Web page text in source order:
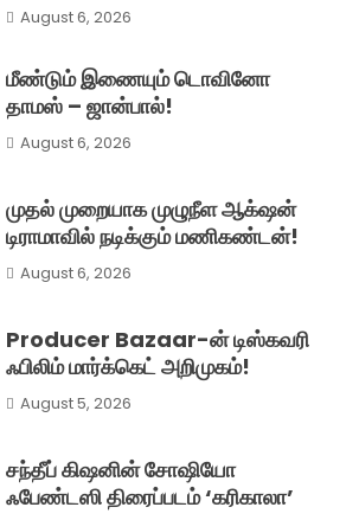
August 6, 2026
மீண்டும் இணையும் டொவினோ
தாமஸ் – ஜான்பால்!
August 6, 2026
முதல் முறையாக முழுநீள ஆக்‌ஷன்
டிராமாவில் நடிக்கும் மணிகண்டன்!
August 6, 2026
Producer Bazaar-ன் டிஸ்கவரி
ஃபிலிம் மார்க்கெட் அறிமுகம்!
August 5, 2026
சந்தீப் கிஷனின் சோஷியோ
ஃபேண்டஸி திரைப்படம் ‘கரிகாலா’